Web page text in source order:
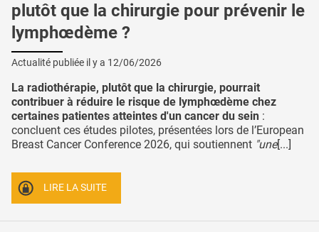
plutôt que la chirurgie pour prévenir le
lymphœdème ?
Actualité publiée il y a 12/06/2026
La radiothérapie, plutôt que la chirurgie, pourrait
contribuer à réduire le risque de lymphœdème chez
certaines patientes atteintes d'un cancer du sein :
concluent ces études pilotes, présentées lors de l’European
Breast Cancer Conference 2026, qui soutiennent "une[...]
LIRE LA SUITE